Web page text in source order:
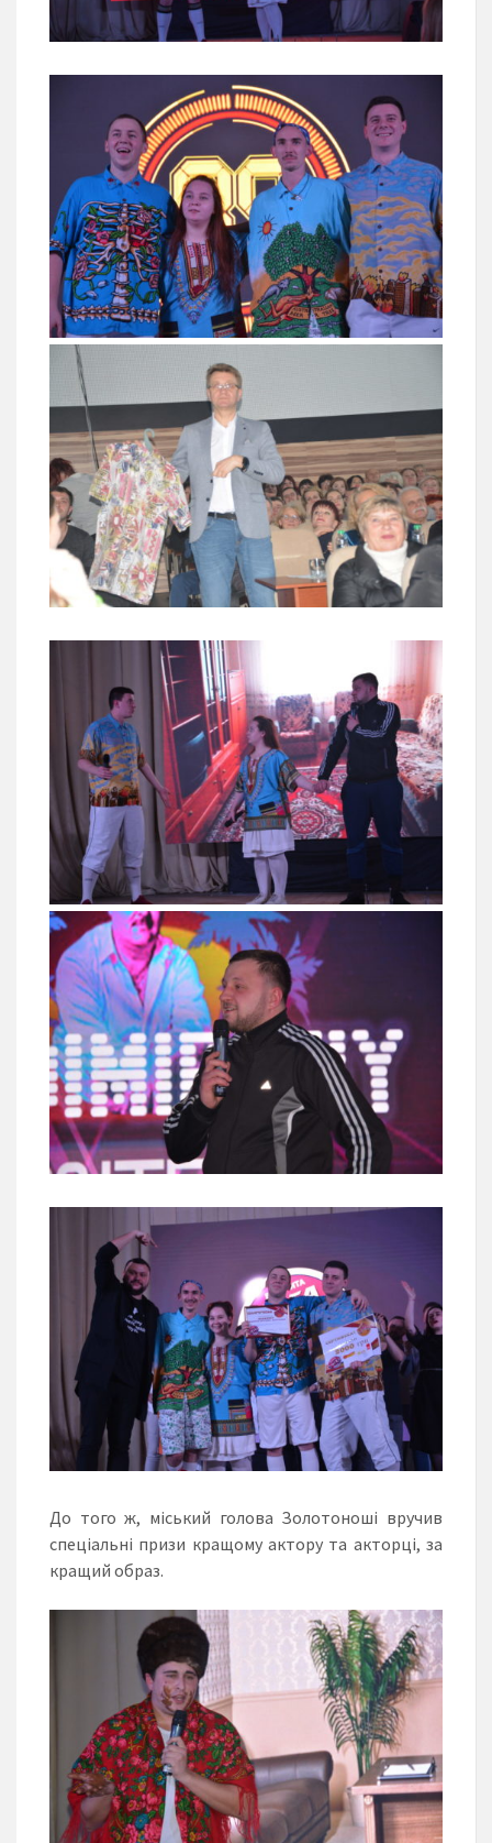
До того ж, міський голова Золотоноші вручив
спеціальні призи кращому актору та акторці, за
кращий образ.